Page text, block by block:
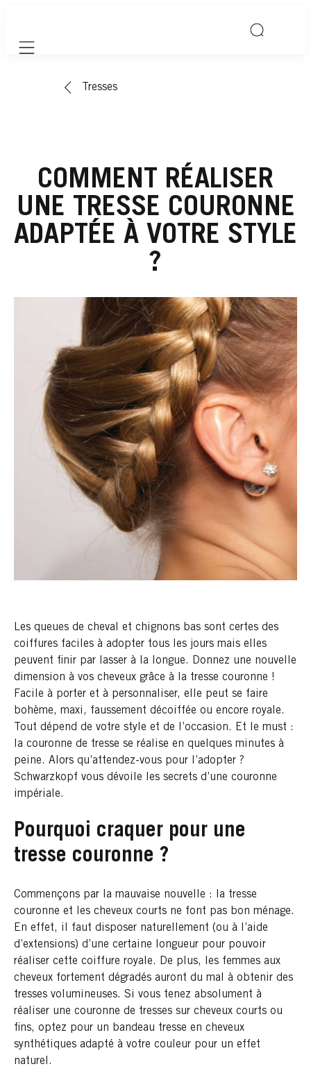
Mobile navigation
Tresses
COMMENT RÉALISER
UNE TRESSE COURONNE
ADAPTÉE À VOTRE STYLE
?
Les queues de cheval et chignons bas sont certes des
coiffures faciles à adopter tous les jours mais elles
peuvent finir par lasser à la longue. Donnez une nouvelle
dimension à vos cheveux grâce à la tresse couronne !
Facile à porter et à personnaliser, elle peut se faire
bohème, maxi, faussement décoiffée ou encore royale.
Tout dépend de votre style et de l’occasion. Et le must :
la couronne de tresse se réalise en quelques minutes à
peine. Alors qu’attendez-vous pour l’adopter ?
Schwarzkopf vous dévoile les secrets d’une couronne
impériale.
Pourquoi craquer pour une
tresse couronne ?
Commençons par la mauvaise nouvelle : la tresse
couronne et les cheveux courts ne font pas bon ménage.
En effet, il faut disposer naturellement (ou à l’aide
d’extensions) d’une certaine longueur pour pouvoir
réaliser cette coiffure royale. De plus, les femmes aux
cheveux fortement dégradés auront du mal à obtenir des
tresses volumineuses. Si vous tenez absolument à
réaliser une couronne de tresses sur cheveux courts ou
fins, optez pour un bandeau tresse en cheveux
synthétiques adapté à votre couleur pour un effet
naturel.